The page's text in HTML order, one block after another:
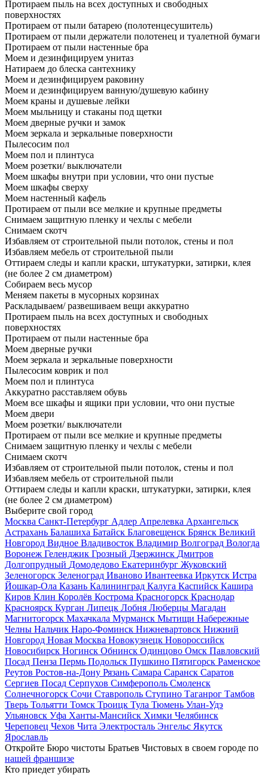
Протираем пыль на всех доступных и свободных
поверхностях
Протираем от пыли батарею (полотенцесушитель)
Протираем от пыли держатели полотенец и туалетной бумаги
Протираем от пыли настенные бра
Моем и дезинфицируем унитаз
Натираем до блеска сантехнику
Моем и дезинфицируем раковину
Моем и дезинфицируем ванную/душевую кабину
Моем краны и душевые лейки
Моем мыльницу и стаканы под щетки
Моем дверные ручки и замок
Моем зеркала и зеркальные поверхности
Пылесосим пол
Моем пол и плинтуса
Моем розетки/ выключатели
Моем шкафы внутри при условии, что они пустые
Моем шкафы сверху
Моем настенный кафель
Протираем от пыли все мелкие и крупные предметы
Снимаем защитную пленку и чехлы с мебели
Снимаем скотч
Избавляем от строительной пыли потолок, стены и пол
Избавляем мебель от строительной пыли
Оттираем следы и капли краски, штукатурки, затирки, клея
(не более 2 см диаметром)
Собираем весь мусор
Меняем пакеты в мусорных корзинах
Раскладываем/ развешиваем вещи аккуратно
Протираем пыль на всех доступных и свободных
поверхностях
Протираем от пыли настенные бра
Моем дверные ручки
Моем зеркала и зеркальные поверхности
Пылесосим коврик и пол
Моем пол и плинтуса
Аккуратно расставляем обувь
Моем все шкафы и ящики при условии, что они пустые
Моем двери
Моем розетки/ выключатели
Протираем от пыли все мелкие и крупные предметы
Снимаем защитную пленку и чехлы с мебели
Снимаем скотч
Избавляем от строительной пыли потолок, стены и пол
Избавляем мебель от строительной пыли
Оттираем следы и капли краски, штукатурки, затирки, клея
(не более 2 см диаметром)
Выберите свой город
Москва Санкт-Петербург Адлер Апрелевка Архангельск
Астрахань Балашиха Батайск Благовещенск Брянск Великий
Новгород Видное Владивосток Владимир Волгоград Вологда
Воронеж Геленджик Грозный Дзержинск Дмитров
Долгопрудный Домодедово Екатеринбург Жуковский
Зеленогорск Зеленоград Иваново Ивантеевка Иркутск Истра
Йошкар-Ола Казань Калининград Калуга Каспийск Кашира
Киров Клин Королёв Кострома Красногорск Краснодар
Красноярск Курган Липецк Лобня Люберцы Магадан
Магнитогорск Махачкала Мурманск Мытищи Набережные
Челны Нальчик Наро-Фоминск Нижневартовск Нижний
Новгород Новая Москва Новокузнецк Новороссийск
Новосибирск Ногинск Обнинск Одинцово Омск Павловский
Посад Пенза Пермь Подольск Пушкино Пятигорск Раменское
Реутов Ростов-на-Дону Рязань Самара Саранск Саратов
Сергиев Посад Серпухов Симферополь Смоленск
Солнечногорск Сочи Ставрополь Ступино Таганрог Тамбов
Тверь Тольятти Томск Троицк Тула Тюмень Улан-Удэ
Ульяновск Уфа Ханты-Мансийск Химки Челябинск
Череповец Чехов Чита Электросталь Энгельс Якутск
Ярославль
Откройте Бюро чистоты Братьев Чистовых в своем городе по
нашей франшизе
Кто приедет убирать